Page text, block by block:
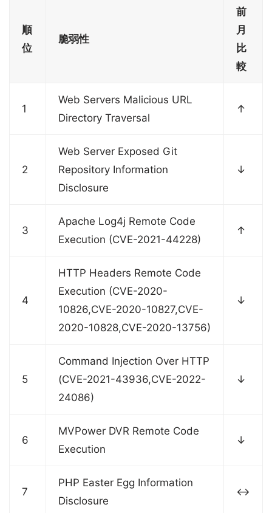
順
位
脆弱性
前
月
比
較
1
Web Servers Malicious URL
Directory Traversal
↑
2
Web Server Exposed Git
Repository Information
Disclosure
↓
3
Apache Log4j Remote Code
Execution (CVE-2021-44228)
↑
4
HTTP Headers Remote Code
Execution (CVE-2020-
10826,CVE-2020-10827,CVE-
2020-10828,CVE-2020-13756)
↓
5
Command Injection Over HTTP
(CVE-2021-43936,CVE-2022-
24086)
↓
6
MVPower DVR Remote Code
Execution
↓
7
PHP Easter Egg Information
Disclosure
↔